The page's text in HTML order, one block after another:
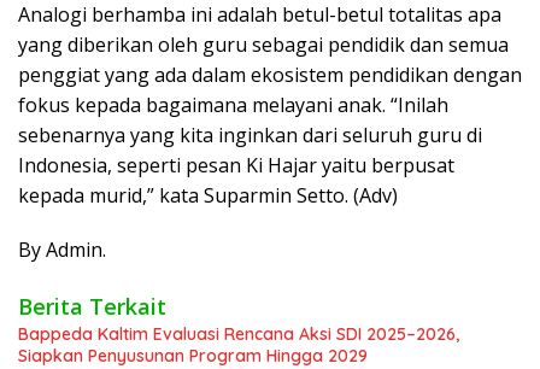
Analogi berhamba ini adalah betul-betul totalitas apa
yang diberikan oleh guru sebagai pendidik dan semua
penggiat yang ada dalam ekosistem pendidikan dengan
fokus kepada bagaimana melayani anak. “Inilah
sebenarnya yang kita inginkan dari seluruh guru di
Indonesia, seperti pesan Ki Hajar yaitu berpusat
kepada murid,” kata Suparmin Setto. (Adv)
By Admin.
Berita Terkait
Bappeda Kaltim Evaluasi Rencana Aksi SDI 2025–2026,
Siapkan Penyusunan Program Hingga 2029